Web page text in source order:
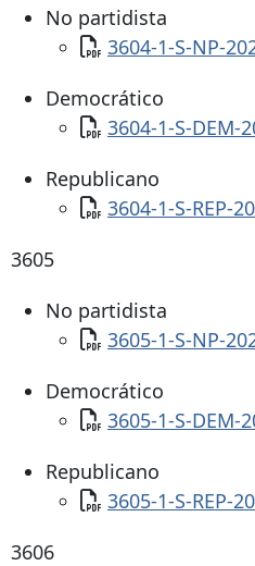
No partidista
Documento
3604-1-S-NP-
Democrático
Documento
3604-1-S-DEM-
Republicano
Documento
3604-1-S-REP-
3605
No partidista
Documento
3605-1-S-NP-
Democrático
Documento
3605-1-S-DEM-
Republicano
Documento
3605-1-S-REP-
3606